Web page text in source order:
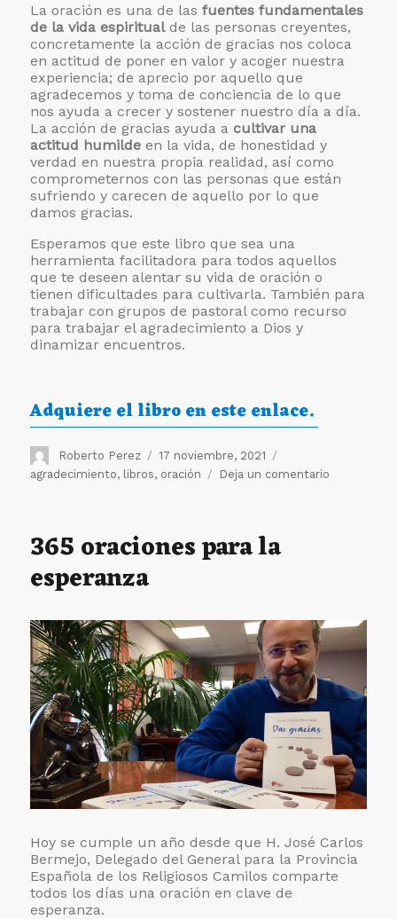
La oración es una de lasfuentes fundamentales
de la vida espiritualde las personas creyentes,
concretamente la acción de gracias nos coloca
en actitud de poner en valor y acoger nuestra
experiencia; de aprecio por aquello que
agradecemos y toma de conciencia de lo que
nos ayuda a crecer y sostener nuestro día a día.
La acción de gracias ayuda acultivar una
actitud humilde en la vida, de honestidad y
verdad en nuestra propia realidad, así como
comprometernos con las personas que están
sufriendo y carecen de aquello por lo que
damos gracias.
Esperamos que este libro que sea una
herramienta facilitadora para todos aquellos
que te deseen alentar su vida de oración o
tienen dificultades para cultivarla. También para
trabajar con grupos de pastoral como recurso
para trabajar el agradecimiento a Dios y
dinamizar encuentros.
Adquiere el libro en este enlace.
Autor
Roberto Perez
Publicado
el
17 noviembre, 2021
agradecimiento, libros, oración Deja un comentario
365 oraciones para la
esperanza
Hoy se cumple un año desde que H. José Carlos
Bermejo, Delegado del General para la Provincia
Española de los Religiosos Camilos comparte
todos los días una oración en clave de
esperanza.